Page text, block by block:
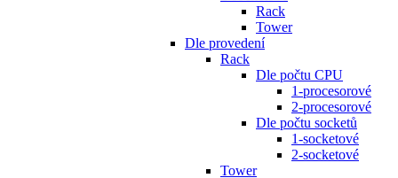
Rack
Tower
Dle provedení
Rack
Dle počtu CPU
1-procesorové
2-procesorové
Dle počtu socketů
1-socketové
2-socketové
Tower